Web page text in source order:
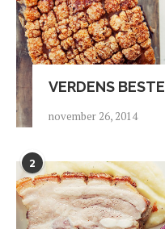
VERDENS
november 26, 2014
2